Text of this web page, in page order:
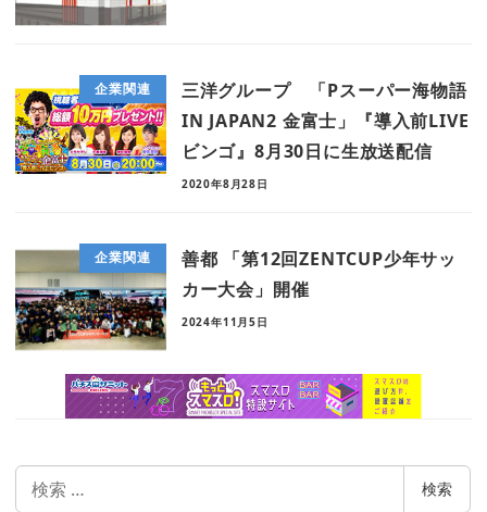
企業関連
三洋グループ 「Pスーパー海物語
IN JAPAN2 金富士」『導入前LIVE
ビンゴ』8月30日に生放送配信
2020年8月28日
企業関連
善都 「第12回ZENTCUP少年サッ
カー大会」開催
2024年11月5日
索
検索